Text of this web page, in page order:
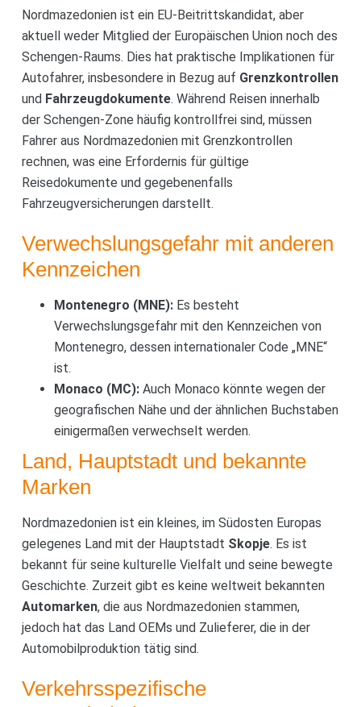
Nordmazedonien ist ein EU-Beitrittskandidat, aber
aktuell weder Mitglied der Europäischen Union noch des
Schengen-Raums. Dies hat praktische Implikationen für
Autofahrer, insbesondere in Bezug auf Grenzkontrollen
und Fahrzeugdokumente. Während Reisen innerhalb
der Schengen-Zone häufig kontrollfrei sind, müssen
Fahrer aus Nordmazedonien mit Grenzkontrollen
rechnen, was eine Erfordernis für gültige
Reisedokumente und gegebenenfalls
Fahrzeugversicherungen darstellt.
Verwechslungsgefahr mit anderen
Kennzeichen
Montenegro (MNE):Es besteht
Verwechslungsgefahr mit den Kennzeichen von
Montenegro, dessen internationaler Code „MNE“
ist.
Monaco (MC):Auch Monaco könnte wegen der
geografischen Nähe und der ähnlichen Buchstaben
einigermaßen verwechselt werden.
Land, Hauptstadt und bekannte
Marken
Nordmazedonien ist ein kleines, im Südosten Europas
gelegenes Land mit der Hauptstadt Skopje. Es ist
bekannt für seine kulturelle Vielfalt und seine bewegte
Geschichte. Zurzeit gibt es keine weltweit bekannten
Automarken, die aus Nordmazedonien stammen,
jedoch hat das Land OEMs und Zulieferer, die in der
Automobilproduktion tätig sind.
Verkehrsspezifische